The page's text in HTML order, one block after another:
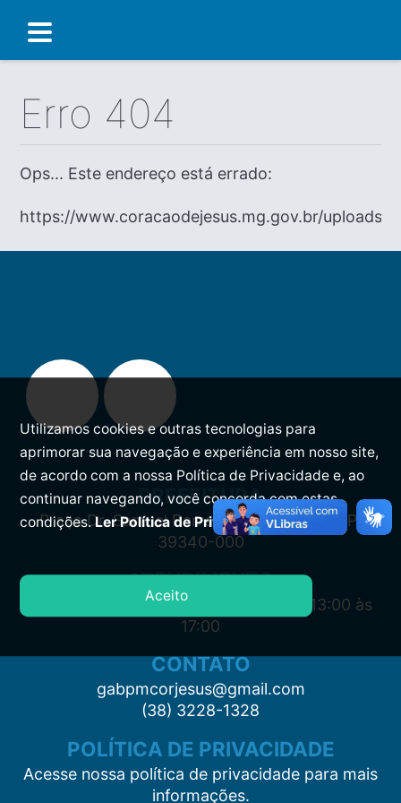
Erro 404
Ops... Este endereço está errado:
https://www.coracaodejesus.mg.gov.br/uploads/
PREFEITURA
Praça Dr. Samuel Barreto, s/n, Centro CEP:
39340-000
ATENDIMENTO
Segunda à Sexta: 7:00 às 11:00 e das 13:00 às
17:00
CONTATO
gabpmcorjesus@gmail.com
(38) 3228-1328
POLÍTICA DE PRIVACIDADE
Acesse nossa política de privacidade para mais
informações.
Utilizamos cookies e outras tecnologias para
aprimorar sua navegação e experiência em nosso site,
de acordo com a nossa Política de Privacidade e, ao
continuar navegando, você concorda com estas
condições.Ler Política de Privacidade.
Aceito